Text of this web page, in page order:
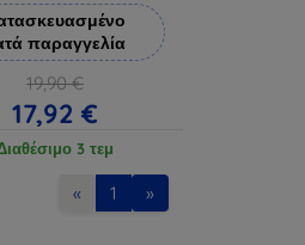
παραγγελία
19,90 €
17,92 €
3 τεμ
« 1 »